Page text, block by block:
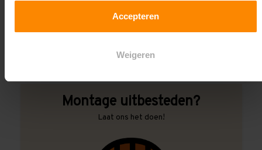
Accepteren
Weigeren
specialiteit!
Montage uitbesteden?
Laat ons het doen!